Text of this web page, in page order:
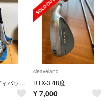
スタンドキャディバック クリーブランド
cleaveland
RTX-3 48度
¥ 7,000